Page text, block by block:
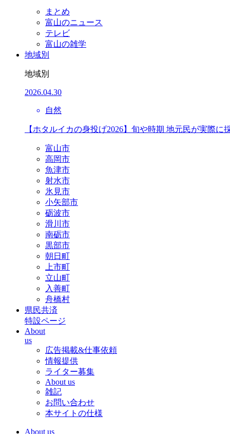
まとめ
富山のニュース
テレビ
富山の雑学
地域別
地域別
2026.04.30
自然
【ホタルイカの身投げ2026】旬や時期 地元民が実際に
富山市
高岡市
魚津市
射水市
氷見市
小矢部市
砺波市
滑川市
南砺市
黒部市
朝日町
上市町
立山町
入善町
舟橋村
県民共済
特設ページ
About
us
広告掲載&仕事依頼
情報提供
ライター募集
About us
雑記
お問い合わせ
本サイトの仕様
About us